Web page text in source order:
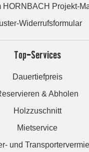
HORNBACH Projekt-
Widerrufsformular
Top-Services
Dauertiefpreis
& Abholen
Holzzuschnitt
Mietservice
und